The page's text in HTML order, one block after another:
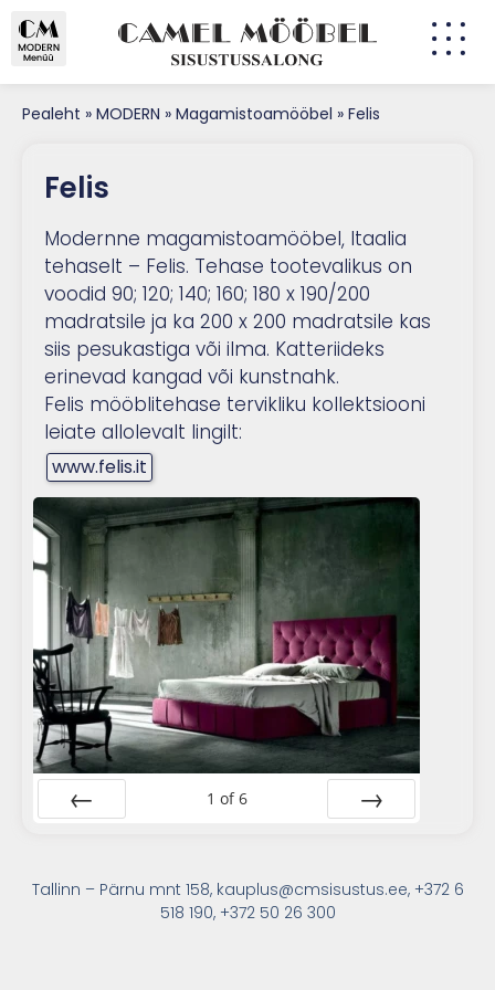
Pealeht » MODERN » Magamistoamööbel » Felis
Felis
Modernne magamistoamööbel, Itaalia
tehaselt – Felis. Tehase tootevalikus on
voodid 90; 120; 140; 160; 180 x 190/200
madratsile ja ka 200 x 200 madratsile kas
siis pesukastiga või ilma. Katteriideks
erinevad kangad või kunstnahk.
Felis mööblitehase tervikliku kollektsiooni
leiate allolevalt lingilt:
www.felis.it
1 of 6
Tallinn – Pärnu mnt 158, kauplus@cmsisustus.ee, +372 6
518 190, +372 50 26 300